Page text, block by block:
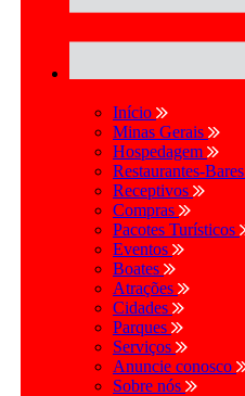
Início
Minas Gerais
Hospedagem
Restaurantes-Bares
Receptivos
Compras
Pacotes Turísticos
Eventos
Boates
Atrações
Cidades
Parques
Serviços
Anuncie conosco
Sobre nós